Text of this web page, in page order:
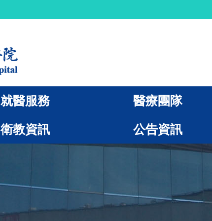
就醫服務 醫療團隊
衛教資訊 公告資訊